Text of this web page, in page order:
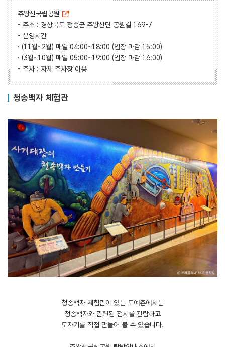
주왕산국립공원
- 주소 : 경상북도 청송군 주왕산면 공원길 169-7
- 운영시간
· (11월~2월) 매일 04:00~18:00 (입장 마감 15:00)
· (3월~10월) 매일 05:00~19:00 (입장 마감 16:00)
- 주차 : 자체 주차장 이용
청송백자 체험관
청송백자 체험관이 있는 도예촌에서는
청송백자와 관련된 전시를 관람하고
도자기를 직접 만들어 볼 수 있습니다.